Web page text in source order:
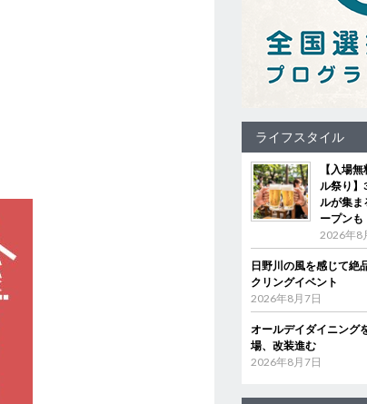
ライフスタイル
【入場
ル祭り】
ルが集ま
ープンも
2026年8
日野川の風を感じて
クリングイベント
2026年8月7日
オールデイダイニン
場、改装進む
2026年8月7日